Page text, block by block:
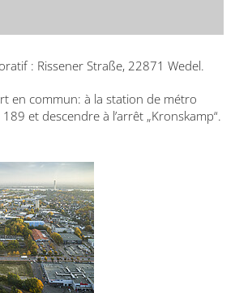
: Rissener Straße, 22871 Wedel.
en commun: à la station de métro
et descendre à l’arrêt „Kronskamp“.